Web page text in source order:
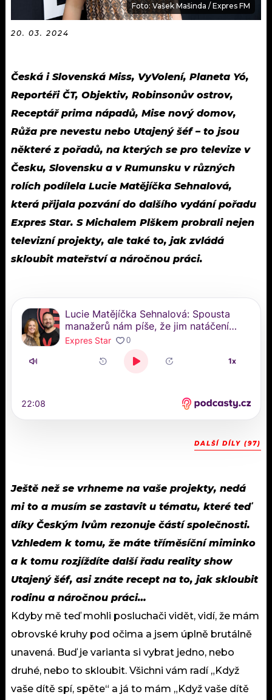
OSTATNÍ Foto: Vašek Mašinda / Expres FM
20. 03. 2024
Česká i Slovenská Miss, VyVolení, Planeta Yó,
Reportéři ČT, Objektiv, Robinsonův ostrov,
Receptář prima nápadů, Mise nový domov,
Růža pre nevestu nebo Utajený šéf – to jsou
některé z pořadů, na kterých se pro televize v
Česku, Slovensku a v Rumunsku v různých
rolích podílela Lucie Matějíčka Sehnalová,
která přijala pozvání do dalšího vydání pořadu
Expres Star. S Michalem Plškem probrali nejen
televizní projekty, ale také to, jak zvládá
skloubit mateřství a náročnou práci.
DALŠÍ DÍLY (97)
Ještě než se vrhneme na vaše projekty, nedá
mi to a musím se zastavit u tématu, které teď
díky Českým lvům rezonuje částí společnosti.
Vzhledem k tomu, že máte tříměsíční miminko
a k tomu rozjíždíte další řadu reality show
Utajený šéf, asi znáte recept na to, jak skloubit
rodinu a náročnou práci…
Kdyby mě teď mohli posluchači vidět, vidí, že mám
obrovské kruhy pod očima a jsem úplně brutálně
unavená. Buď je varianta si vybrat jedno, nebo
druhé, nebo to skloubit. Všichni vám radí „Když
vaše dítě spí, spěte“ a já to mám „Když vaše dítě